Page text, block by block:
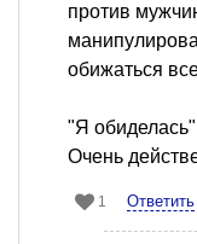
против
обижаться
"Я
Очень
1 Ответить